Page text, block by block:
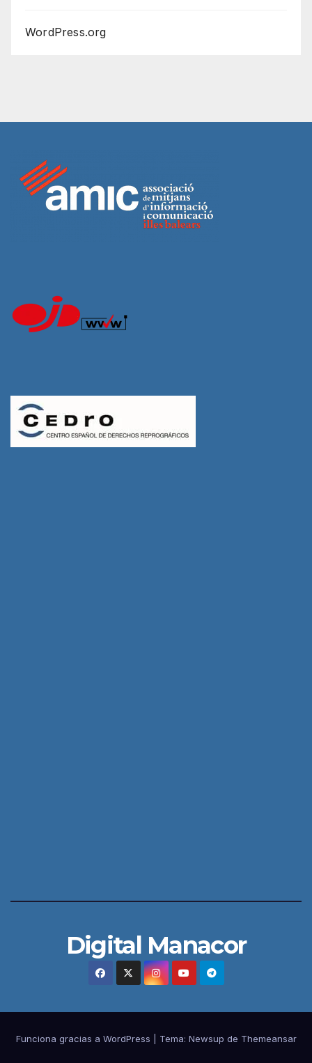
WordPress.org
Digital Manacor
Funciona gracias a WordPress Tema: Newsup de Themeansar